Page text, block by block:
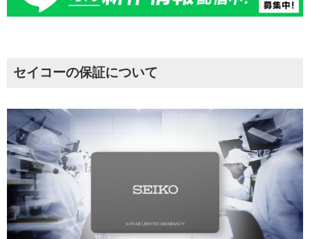
セイコーの保証について